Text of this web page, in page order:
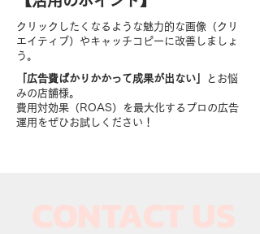
クリックしたくなるような魅力的な画像（クリ
エイティブ）やキャッチコピーに改善しましょ
う。
「広告費ばかりかかって成果が出ない」
とお悩
みの店舗様。
費用対効果（ROAS）を最大化するプロの広告
運用をぜひお試しください！